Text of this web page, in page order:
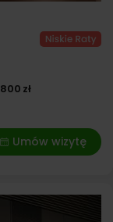
800 zł
Umów wizytę